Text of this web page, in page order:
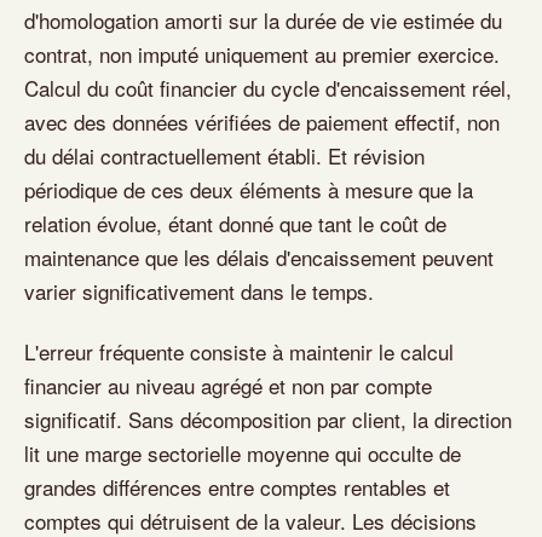
d'homologation amorti sur la durée de vie estimée du
contrat, non imputé uniquement au premier exercice.
Calcul du coût financier du cycle d'encaissement réel,
avec des données vérifiées de paiement effectif, non
du délai contractuellement établi. Et révision
périodique de ces deux éléments à mesure que la
relation évolue, étant donné que tant le coût de
maintenance que les délais d'encaissement peuvent
varier significativement dans le temps.
L'erreur fréquente consiste à maintenir le calcul
financier au niveau agrégé et non par compte
significatif. Sans décomposition par client, la direction
lit une marge sectorielle moyenne qui occulte de
grandes différences entre comptes rentables et
comptes qui détruisent de la valeur. Les décisions